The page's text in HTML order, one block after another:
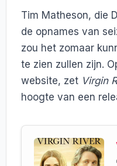
Tim Matheson, die
de opnames van
zou het zomaar
te zien zullen zijn.
website, zet Virgin
hoogte van een